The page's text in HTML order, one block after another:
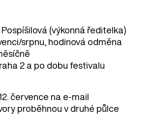
(výkonná ředitelka)
srpnu, hodinová odměna
2 a po dobu festivalu
července na e-mail
proběhnou v druhé půlce